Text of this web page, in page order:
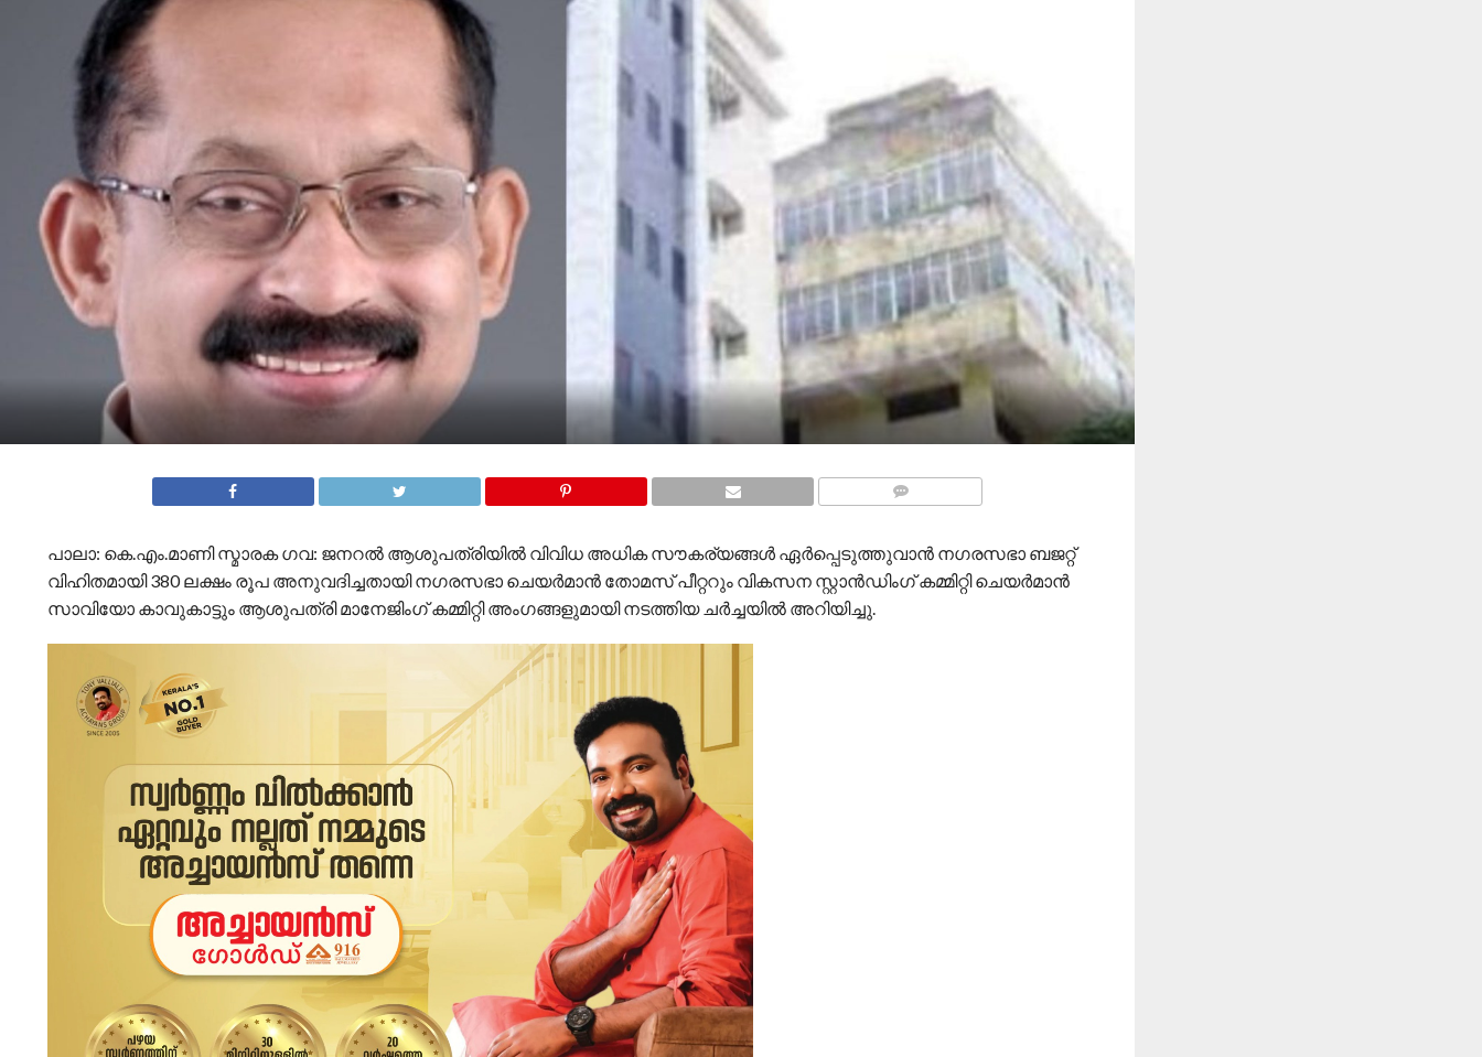
പാലാ: കെ.എം.മാണി സ്മാരക ഗവ: ജനറൽ ആശുപത്രിയിൽ വിവിധ അധിക സൗകര്യങ്ങൾ ഏർപ്പെടുത്തുവാൻ നഗരസഭാ ബജറ്റ്
വിഹിതമായി 380 ലക്ഷം രൂപ അനുവദിച്ചതായി നഗരസഭാ ചെയർമാൻ തോമസ് പീറ്ററും വികസന സ്റ്റാൻഡിംഗ് കമ്മിറ്റി ചെയർമാൻ
സാവിയോ കാവുകാട്ടും ആശുപത്രി മാനേജിംഗ് കമ്മിറ്റി അംഗങ്ങളുമായി നടത്തിയ ചർച്ചയിൽ അറിയിച്ചു.